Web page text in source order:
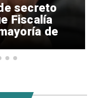
secreto
Fiscalía
de